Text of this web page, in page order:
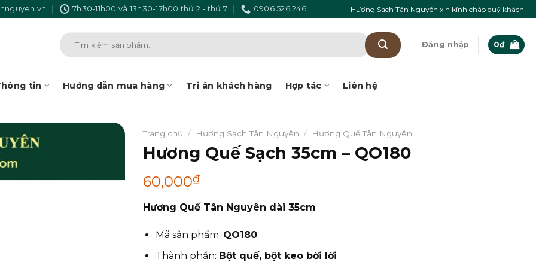
7h30-11h00 và 13h30-17h00 thứ 2 - thứ 7 0906 526 246 Hương Sạch Tân Nguyên xin kính chào quý khách!
Đăng nhập 0₫
tin Hướng dẫn mua hàng Tri ân khách hàng Hợp tác Liên hệ
Trang chủ / Hương Sạch Tân Nguyên / Hương Quế Tân Nguyên
Hương Quế Sạch 35cm – QO180
60,000₫
Hương Quế Tân Nguyên dài 35cm
Mã sản phẩm: QO180
Thành phần: Bột quế, bột keo bời lời